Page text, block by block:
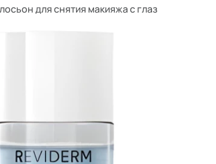
для снятия макияжа с глаз